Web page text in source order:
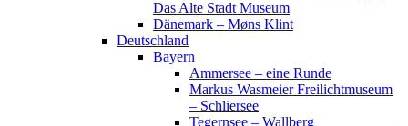
Das Alte Stadt Museum
Dänemark – Møns Klint
Deutschland
Bayern
Ammersee – eine Runde
Markus Wasmeier Freilichtmuseum
– Schliersee
Tegernsee – Wallberg